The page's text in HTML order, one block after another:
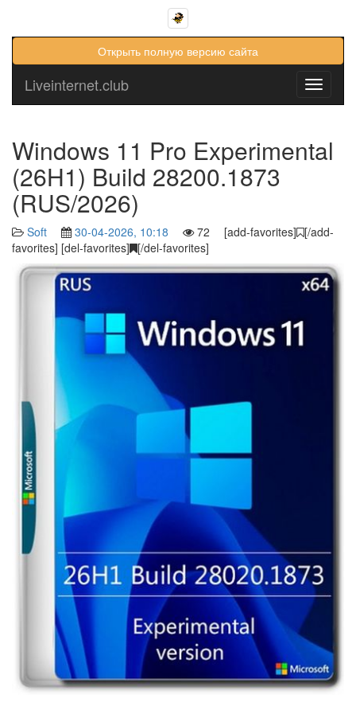
Открыть полную версию сайта
Toggle
Liveinternet.club
Windows 11 Pro Experimental
(26H1) Build 28200.1873
(RUS/2026)
Soft 30-04-2026, 10:18 72 [add-favorites] [/add-
favorites] [del-favorites] [/del-favorites]